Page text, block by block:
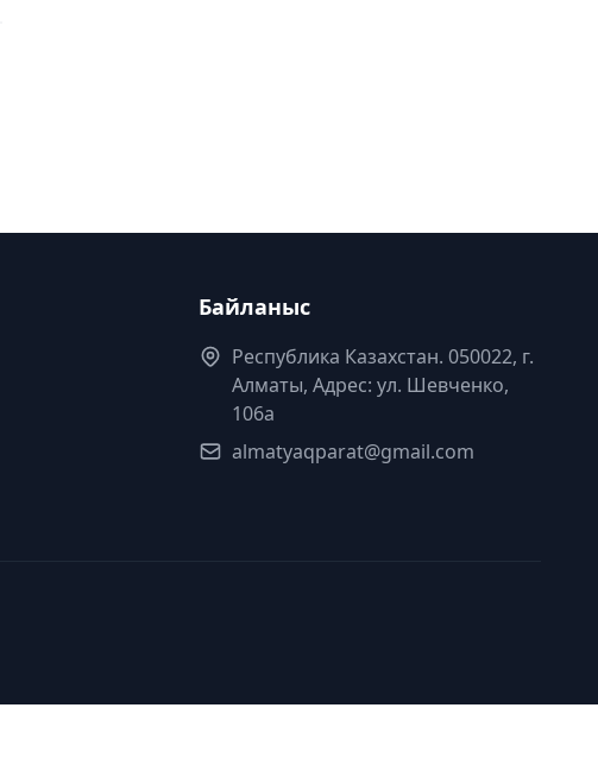
Байланыс
Республика Казахстан. 050022, г.
Алматы, Адрес: ул. Шевченко,
106а
almatyaqparat@gmail.com